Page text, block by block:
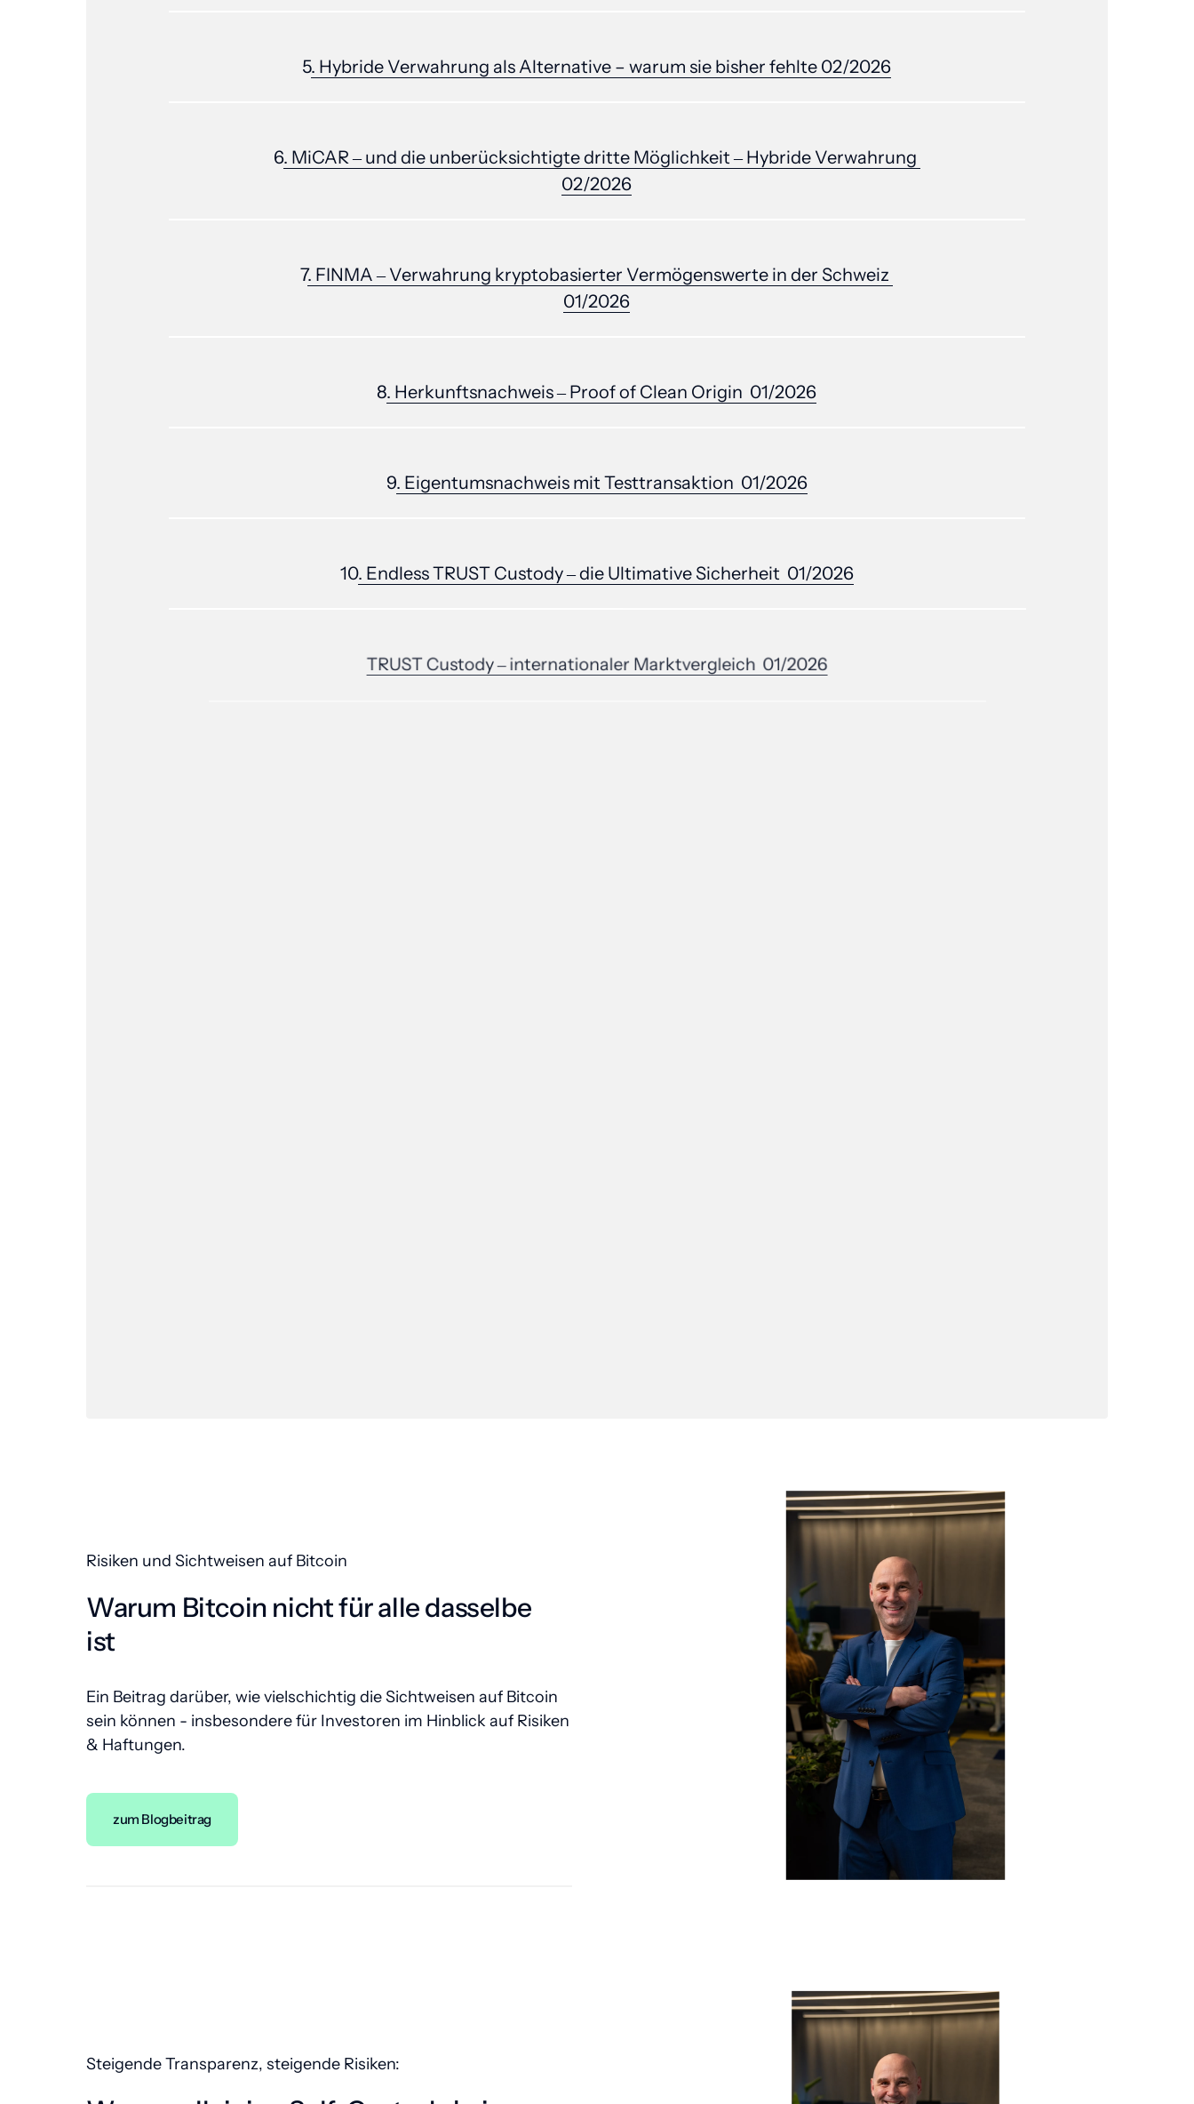
5. Hybride Verwahrung als Alternative – warum sie bisher fehlte 02/2026
6. MiCAR ‒ und die unberücksichtigte dritte Möglichkeit ‒ Hybride
02/2026
7. FINMA ‒Verwahrung kryptobasierter Vermögenswerte in der
01/2026
8. Herkunftsnachweis ‒Proof of Clean Origin 01/2026
9. Eigentumsnachweis mit Testtransaktion 01/2026
10. Endless TRUST Custody ‒die Ultimative Sicherheit 01/2026
TRUST Custody ‒ internationaler Marktvergleich 01/2026
Risiken und Sichtweisen auf Bitcoin
Warum Bitcoin nicht für alle dasselbe
ist
Ein Beitrag darüber, wie vielschichtig die Sichtweisen auf Bitcoin
sein können - insbesondere für Investoren im Hinblick auf Risiken
& Haftungen.
zum Blogbeitrag
Steigende Transparenz, steigende Risiken: